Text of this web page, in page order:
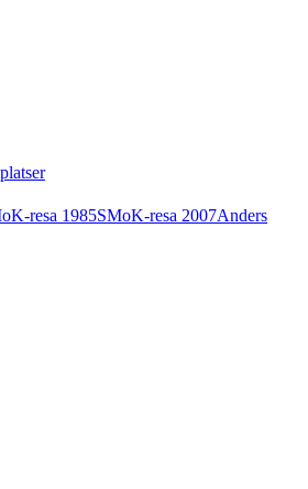
resa 1985SMoK-resa 2007Anders